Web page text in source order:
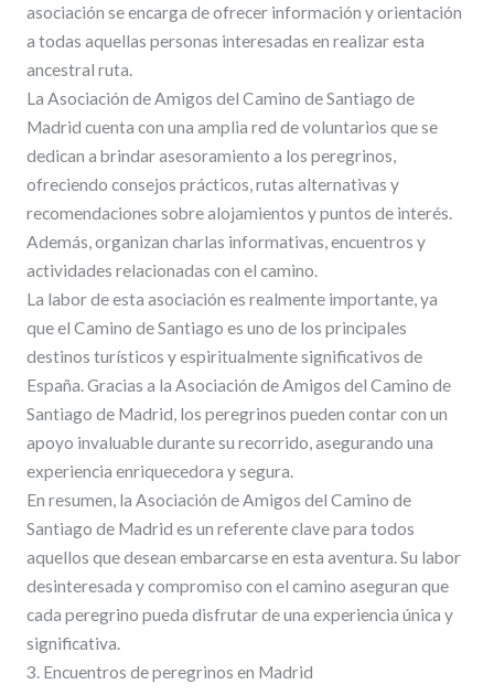
asociación se encarga de ofrecer información y orientación
a todas aquellas personas interesadas en realizar esta
ancestral ruta.
La Asociación de Amigos del Camino de Santiago de
Madrid cuenta con una amplia red de voluntarios que se
dedican a brindar asesoramiento a los peregrinos,
ofreciendo consejos prácticos, rutas alternativas y
recomendaciones sobre alojamientos y puntos de interés.
Además, organizan charlas informativas, encuentros y
actividades relacionadas con el camino.
La labor de esta asociación es realmente importante, ya
que el Camino de Santiago es uno de los principales
destinos turísticos y espiritualmente significativos de
España. Gracias a la Asociación de Amigos del Camino de
Santiago de Madrid, los peregrinos pueden contar con un
apoyo invaluable durante su recorrido, asegurando una
experiencia enriquecedora y segura.
En resumen, la Asociación de Amigos del Camino de
Santiago de Madrid es un referente clave para todos
aquellos que desean embarcarse en esta aventura. Su labor
desinteresada y compromiso con el camino aseguran que
cada peregrino pueda disfrutar de una experiencia única y
significativa.
3. Encuentros de peregrinos en Madrid